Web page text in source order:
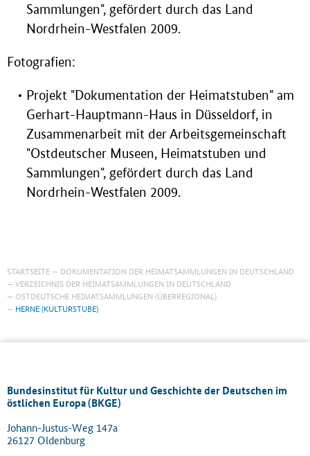
Sammlungen", gefördert durch das Land
Nordrhein-Westfalen 2009.
Fotografien:
Projekt "Dokumentation der Heimatstuben" am
Gerhart-Hauptmann-Haus in Düsseldorf, in
Zusammenarbeit mit der Arbeitsgemeinschaft
"Ostdeutscher Museen, Heimatstuben und
Sammlungen", gefördert durch das Land
Nordrhein-Westfalen 2009.
STARTSEITE
DOKUMENTATION DER HEIMATSAMMLUNGEN IN DEUTSCHLAND
VERZEICHNIS DER HEIMATSAMMLUNGEN IN DEUTSCHLAND
OSTDEUTSCHE HEIMATSAMMLUNGEN (ÜBERREGIONAL)
HERNE (KULTURSTUBE)
Bundesinstitut für Kultur und Geschichte der Deutschen im
östlichen Europa (BKGE)
Johann-Justus-Weg 147a
26127 Oldenburg